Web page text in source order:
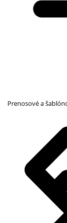
Prenosové a